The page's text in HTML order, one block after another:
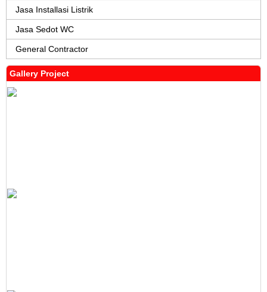
Jasa Installasi Listrik
Jasa Sedot WC
General Contractor
Gallery Project